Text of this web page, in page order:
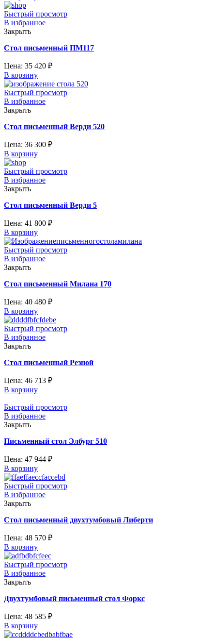
Быстрый просмотр
В избранное
Закрыть
Стол письменный ПМ117
Цена: 35 420 ₽
В корзину
Быстрый просмотр
В избранное
Закрыть
Стол письменный Верди 520
Цена: 36 300 ₽
В корзину
Быстрый просмотр
В избранное
Закрыть
Стол письменный Верди 5
Цена: 41 800 ₽
В корзину
Быстрый просмотр
В избранное
Закрыть
Стол письменный Милана 170
Цена: 40 480 ₽
В корзину
Быстрый просмотр
В избранное
Закрыть
Стол письменный Резной
Цена: 46 713 ₽
В корзину
Быстрый просмотр
В избранное
Закрыть
Письменный стол Элбург 510
Цена: 47 944 ₽
В корзину
Быстрый просмотр
В избранное
Закрыть
Стол письменный двухтумбовый Либерти
Цена: 48 570 ₽
В корзину
Быстрый просмотр
В избранное
Закрыть
Двухтумбовый письменный стол Форкс
Цена: 48 585 ₽
В корзину